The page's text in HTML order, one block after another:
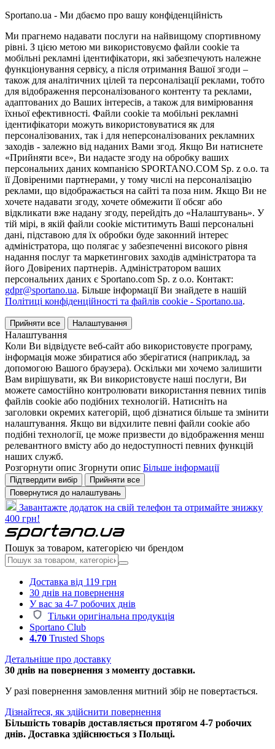
Sportano.ua - Ми дбаємо про вашу конфіденційність
Ми прагнемо надавати послуги на найвищому спортивному
рівні. З цією метою ми використовуємо файли cookie та
мобільні рекламні ідентифікатори, які забезпечують належне
функціонування сервісу, а після отримання Вашої згоди –
також для аналітичних цілей та персоналізації реклами, тобто
для відображення персоналізованого контенту та реклами,
адаптованих до Ваших інтересів, а також для вимірювання
їхньої ефективності. Файли cookie та мобільні рекламні
ідентифікатори можуть використовуватися як для
персоналізованих, так і для неперсоналізованих рекламних
заходів - залежно від наданих Вами згод. Якщо Ви натиснете
«Прийняти все», Ви надасте згоду на обробку ваших
персональних даних компанією SPORTANO.COM Sp. z o.o. та
її Довіреними партнерами, у тому числі на персоналізацію
реклами, що відображається на сайті та поза ним. Якщо Ви не
хочете надавати згоду, хочете обмежити її обсяг або
відкликати вже надану згоду, перейдіть до «Налаштувань». У
тій мірі, в якій файли cookie міститимуть Ваші персональні
дані, підставою для їх обробки буде законний інтерес
адміністратора, що полягає у забезпеченні високого рівня
надання послуг та маркетингових заходів адміністратора та
його Довірених партнерів. Адміністратором ваших
персональних даних є Sportano.com Sp. z o.o. Контакт:
gdpr@sportano.ua. Більше інформації Ви знайдете в нашій
Політиці конфіденційності та файлів cookie - Sportano.ua.
Прийняти все Налаштування
Налаштування
Коли Ви відвідуєте веб-сайт або використовуєте програму,
інформація може збиратися або зберігатися (наприклад, за
допомогою Вашого браузера). Оскільки ми хочемо залишити
Вам вирішувати, як Ви використовуєте наші послуги, Ви
можете самостійно контролювати використання певних типів
файлів cookie або подібних технологій. Натисніть на
заголовки окремих категорій, щоб дізнатися більше та змінити
налаштування. Якщо ви відхилите певні файли cookie або
подібні технології, це може призвести до відображення менш
релевантного вмісту або до недоступності певних функцій
наших служб.
Розгорнути опис Згорнути опис Більше інформації
Підтвердити вибір
Прийняти все
Повернутися до налаштувань
Завантажте додаток на свій телефон та отримайте знижку
400 грн!
Пошук за товаром, категорією чи брендом
Доставка від 119 грн
30 днів на повернення
У вас за 4-7 робочих днів
Тільки оригінальна продукція
Sportano Club
4.70 Trusted Shops
Детальніше про доставку
30 днів на повернення з моменту доставки.
У разі повернення замовлення митний збір не повертається.
Дізнайтеся, як здійснити повернення
Більшість товарів доставляється протягом 4-7 робочих
днів. Доставка здійснюється з Польщі.